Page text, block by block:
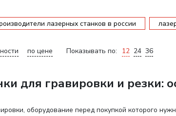
лазерных станков в россии
по цене Показывать по: 12 24 36
для гравировки и резки:
оборудование перед покупкой которого